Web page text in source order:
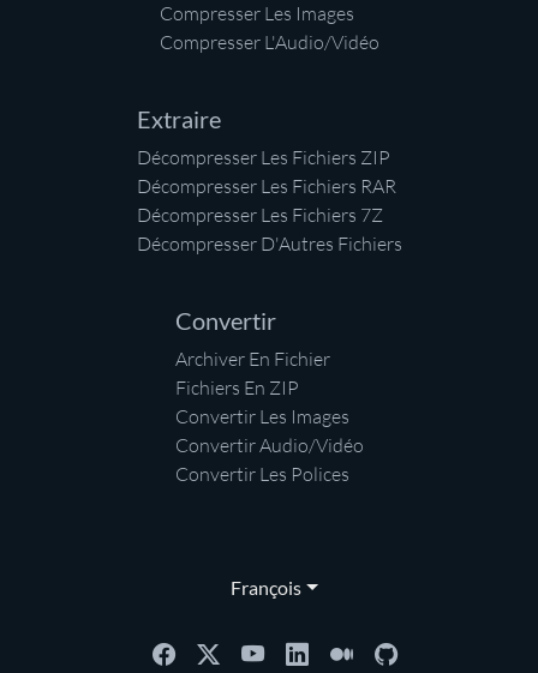
Compresser Les Images
Compresser L'Audio/Vidéo
Extraire
Décompresser Les Fichiers ZIP
Décompresser Les Fichiers RAR
Décompresser Les Fichiers 7Z
Décompresser D'Autres Fichiers
Convertir
Archiver En Fichier
Fichiers En ZIP
Convertir Les Images
Convertir Audio/Vidéo
Convertir Les Polices
François